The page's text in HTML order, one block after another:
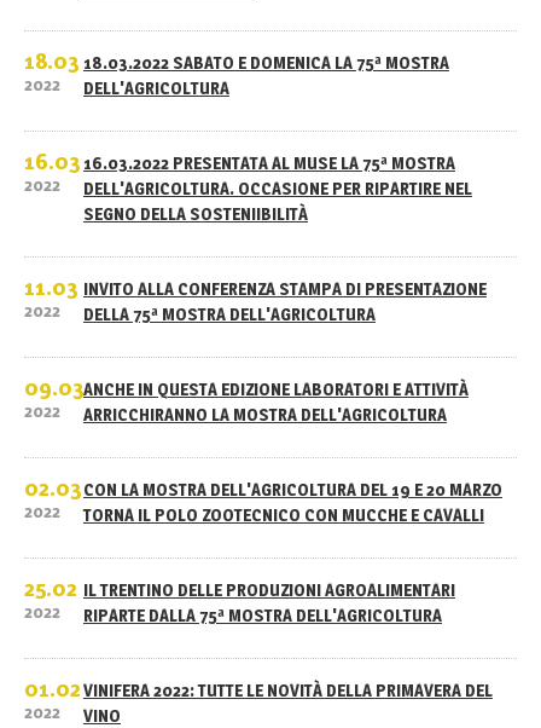
18.03
2022
18.03.2022 SABATO E DOMENICA LA 75ª MOSTRA
DELL'AGRICOLTURA
16.03
2022
16.03.2022 PRESENTATA AL MUSE LA 75ª MOSTRA
DELL'AGRICOLTURA. OCCASIONE PER RIPARTIRE NEL
SEGNO DELLA SOSTENIIBILITÀ
11.03
2022
INVITO ALLA CONFERENZA STAMPA DI PRESENTAZIONE
DELLA 75ª MOSTRA DELL'AGRICOLTURA
09.03
2022
ANCHE IN QUESTA EDIZIONE LABORATORI E ATTIVITÀ
ARRICCHIRANNO LA MOSTRA DELL'AGRICOLTURA
02.03
2022
CON LA MOSTRA DELL'AGRICOLTURA DEL 19 E 20 MARZO
TORNA IL POLO ZOOTECNICO CON MUCCHE E CAVALLI
25.02
2022
IL TRENTINO DELLE PRODUZIONI AGROALIMENTARI
RIPARTE DALLA 75ª MOSTRA DELL'AGRICOLTURA
01.02
2022
VINIFERA 2022: TUTTE LE NOVITÀ DELLA PRIMAVERA DEL
VINO